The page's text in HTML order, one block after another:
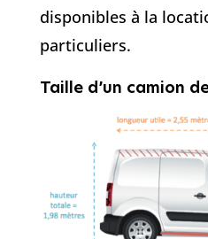
disponibles à la
particuliers.
Taille d’un camion